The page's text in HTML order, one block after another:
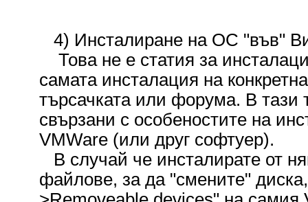
4) Инсталиране на ОС "във"
Това не е статия за
самата инсталация на
търсачката или форума. В
свързани с особеностите на
VMWare (или друг софтуер).
В случай че инсталирате от
файлове, за да "смените"